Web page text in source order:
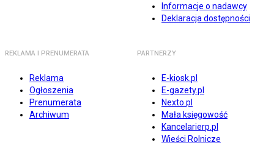
Informacje o nadawcy
Deklaracja dostępności
REKLAMA I PRENUMERATA
Reklama
Ogłoszenia
Prenumerata
Archiwum
PARTNERZY
E-kiosk.pl
E-gazety.pl
Nexto.pl
Mała księgowość
Kancelarierp.pl
Wieści Rolnicze